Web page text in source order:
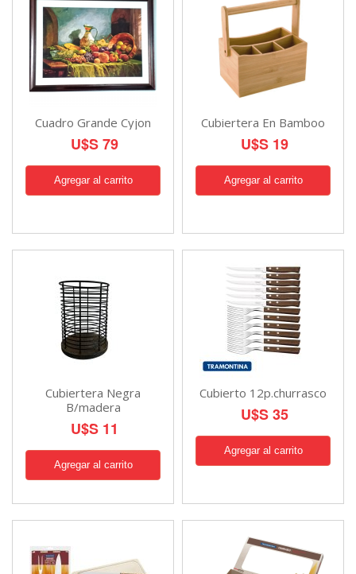
Cuadro Grande Cyjon
U$S 79
Cubiertera En Bamboo
U$S 19
Cubiertera Negra
B/madera
U$S 11
Cubierto 12p.churrasco
U$S 35